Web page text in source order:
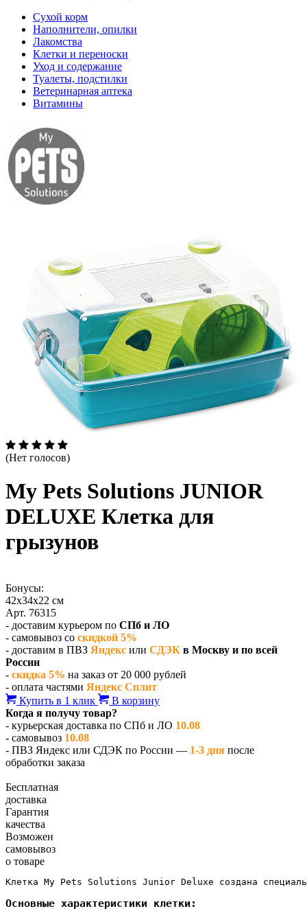
Сухой корм
Наполнители, опилки
Лакомства
Клетки и переноски
Уход и содержание
Туалеты, подстилки
Ветеринарная аптека
Витамины
(Нет голосов)
My Pets Solutions JUNIOR
DELUXE Клетка для
грызунов
Бонусы:
42x34x22 см
Арт. 76315
- доставим курьером по СПб и ЛО
- самовывоз со скидкой 5%
- доставим в ПВЗ Яндекс или СДЭК в Москву и по всей
России
- скидка 5% на заказ от 20 000 рублей
- оплата частями Яндекс Сплит
Купить в 1 клик
В корзину
Когда я получу товар?
- курьерская доставка по СПб и ЛО 10.08
- самовывоз 10.08
- ПВЗ Яндекс или СДЭК по России — 1-3 дня после
обработки заказа
Бесплатная
доставка
Гарантия
качества
Возможен
самовывоз
о товаре
Клетка My Pets Solutions Junior Deluxe создана
Основные характеристики клетки: